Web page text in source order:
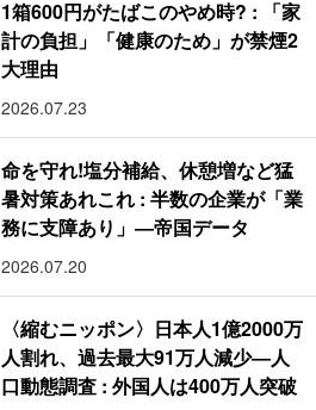
1箱600円がたばこのやめ時? : 「家
計の負担」「健康のため」が禁煙2
大理由
2026.07.23
命を守れ!塩分補給、休憩増など猛
暑対策あれこれ : 半数の企業が「業
務に支障あり」―帝国データ
2026.07.20
〈縮むニッポン〉日本人1億2000万
人割れ、過去最大91万人減少―人
口動態調査 : 外国人は400万人突破